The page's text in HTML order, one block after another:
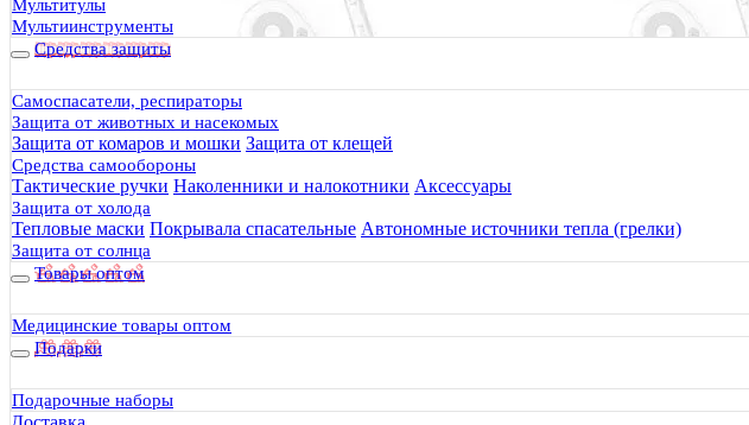
Мультитулы
Мультиинструменты
Средства защиты
Самоспасатели, респираторы
Защита от животных и насекомых
Защита от комаров и мошки Защита от клещей
Средства самообороны
Тактические ручки Наколенники и налокотники Аксессуары
Защита от холода
Тепловые маски Покрывала спасательные Автономные источники тепла (грелки)
Защита от солнца
Товары оптом
Медицинские товары оптом
Подарки
Подарочные наборы